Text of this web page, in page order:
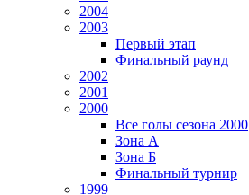
2004
2003
Первый этап
Финальный раунд
2002
2001
2000
Все голы сезона 2000
Зона А
Зона Б
Финальный турнир
1999